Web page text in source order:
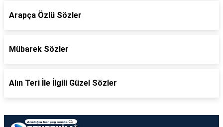
Arapça Özlü Sözler
Mübarek Sözler
Alın Teri İle İlgili Güzel Sözler